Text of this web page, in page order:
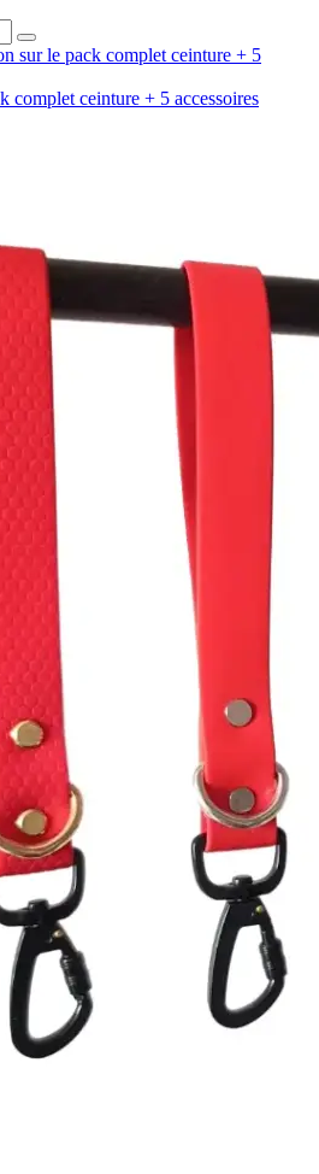
sur le pack complet ceinture + 5
complet ceinture + 5 accessoires